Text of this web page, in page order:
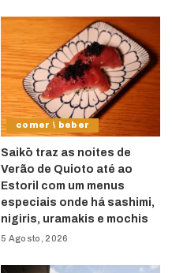
comer \ beber
Saikō traz as noites de
Verão de Quioto até ao
Estoril com um menus
especiais onde há sashimi,
nigiris, uramakis e mochis
5 Agosto, 2026